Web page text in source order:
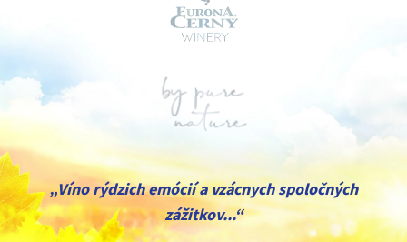
„Víno rýdzich emócií a vzácnych spoločných
zážitkov...“